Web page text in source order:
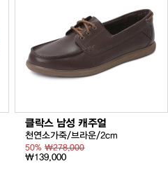
클락스 남성 캐주얼
천연소가죽/브라운/2cm
50%₩278,000
₩139,000